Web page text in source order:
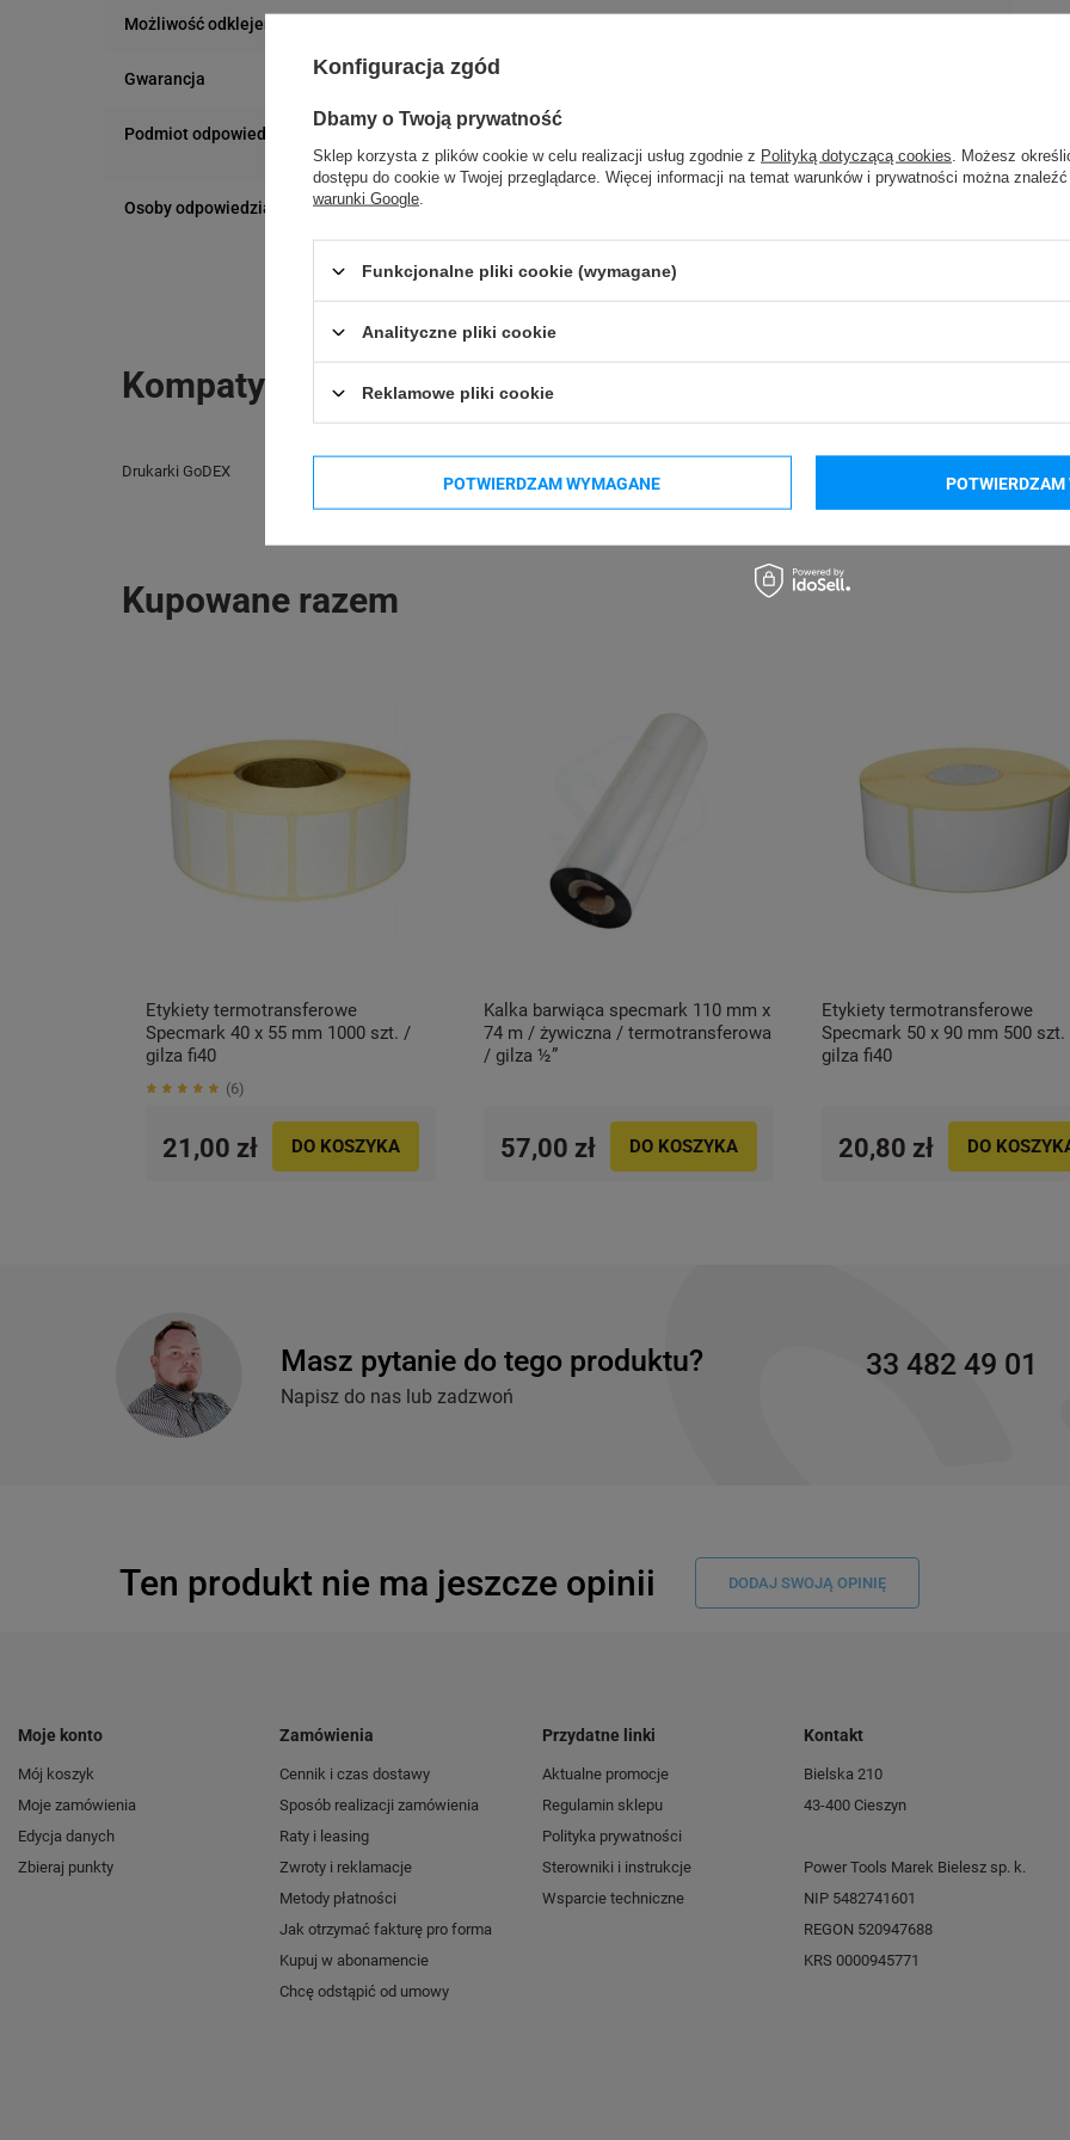
Możliwość odklejenia
Gwarancja 24 miesiące
Podmiot odpowiedzialny
Specmark
Bielska 210
43-400 Cieszyn (Polska)
telefon: 730811399
Osoby odpowiedzialne
Specmark
telefon: 730811399
Kompatybilne urządzenia
Drukarki GoDEX
Kupowane razem
Etykiety termotransferowe
Specmark 40 x 55 mm 1000 szt. /
gilza fi40
6
21,00 zł DO KOSZYKA
Kalka barwiąca specmark 110 mm x
74 m / żywiczna / termotransferowa
/ gilza ½”
57,00 zł DO KOSZYKA
Etykiety termotransferowe
Specmark 50 x 90 mm 500
gilza fi40
20,80 zł DO
Masz pytanie do tego produktu?
Napisz do nas lub zadzwoń
33 482 49 01
Ten produkt nie ma jeszcze opinii DODAJ SWOJĄ OPINIĘ
Moje konto
Mój koszyk
Moje zamówienia
Edycja danych
Zbieraj punkty
Zamówienia
Cennik i czas dostawy
Sposób realizacji zamówienia
Raty i leasing
Zwroty i reklamacje
Metody płatności
Jak otrzymać fakturę pro forma
Kupuj w abonamencie
Chcę odstąpić od umowy
Przydatne linki
Aktualne promocje
Regulamin sklepu
Polityka prywatności
Sterowniki i instrukcje
Wsparcie techniczne
Kontakt
Bielska 210
43-400 Cieszyn
Power Tools Marek Bielesz sp. k.
NIP 5482741601
REGON 520947688
KRS 0000945771
Konfiguracja zgód
Dbamy o Twoją prywatność
Sklep korzysta z plików cookie w celu realizacji usług zgodnie z Polityką dotyczącą cookies . Możesz
dostępu do cookie w Twojej przeglądarce. Więcej informacji na temat warunków i prywatności można
warunki Google
Funkcjonalne pliki cookie (wymagane)
Analityczne pliki cookie
Reklamowe pliki cookie
POTWIERDZAM WYMAGANE